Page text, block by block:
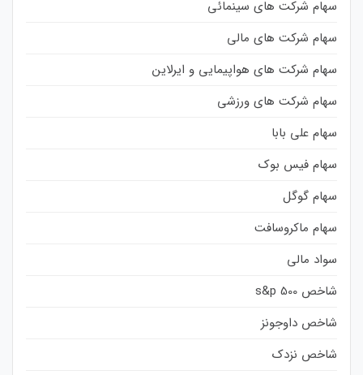
سهام شرکت های سینمائی
سهام شرکت های مالی
سهام شرکت های هواپیمایی و ایرلاین
سهام شرکت های ورزشی
سهام علی بابا
سهام فیس بوک
سهام گوگل
سهام ماکروسافت
سواد مالی
شاخص s&p 500
شاخص داوجونز
شاخص نزدک